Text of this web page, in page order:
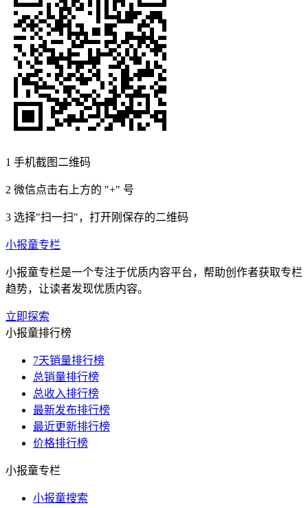
1 手机截图二维码
2 微信点击右上方的 "+" 号
3 选择"扫一扫"，打开刚保存的二维码
小报童专栏
小报童专栏是一个专注于优质内容平台，帮助创作者获取专栏
趋势，让读者发现优质内容。
立即探索
小报童排行榜
7天销量排行榜
总销量排行榜
总收入排行榜
最新发布排行榜
最近更新排行榜
价格排行榜
小报童专栏
小报童搜索